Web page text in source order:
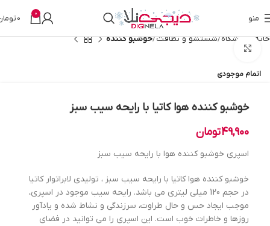
منو 0
0
خانه فروشگاه شستشو و نظافت خوشبو کننده
اتمام موجودی
خوشبو کننده هوا کاتیا با رایحه سیب سبز
49,900تومان
اسپری خوشبو کننده هوا با رایحه سیب سبز
خوشبو کننده هوا کاتیا با رایحه سیب سبز ، تولیدی لابراتوار کاتیا
در حجم 120 میلی لیتری می باشد. رایحه سیب موجود در اسپری،
موجب ایجاد حس و حال طراوت، سرزندگی و نشاط شده و یادآور
روزها و خاطرات خوب است. این اسپری را می توانید در فضای